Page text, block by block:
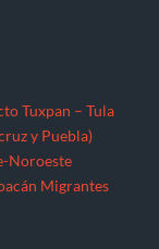
Tuxpan – Tula
y Puebla)
Noroeste
Migrantes